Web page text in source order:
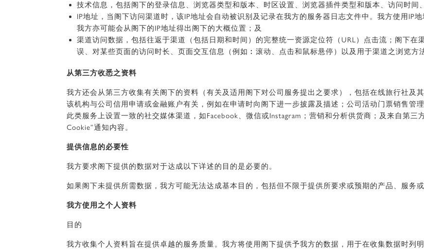
技术信息，包括阁下的登录信息、浏览器类型和版本、时区设置、浏览器插件类型和版本、访问时间
IP地址，当阁下访问渠道时，该IP地址会自动被识别及记录在我方的服务器日志文件中。我方使用IP
我方亦可能会从阁下的IP地址得出阁下的大概位置；及
渠道访问数据，包括往返于渠道（包括日期和时间）的完整统一资源定位符（URL）点击流；阁下在
误、对某些页面的访问时长、页面交互信息（例如︰滚动、点击和鼠标悬停）以及用于渠道之浏览方
从第三方收悉之资料
我方还会从第三方收集有关阁下的资料（有关及适用阁下对公司服务提出之要求），包括在线旅行社及
该机构与公司信用申请或金融账户有关，例如在申请时向阁下进一步披露及描述；公司活动门票销售管
此类服务上设置一致的社交媒体渠道，如Facebook、微信或Instagram；营销和分析供货商；及来自第
Cookie”通知内容。
提供信息的必要性
我方要求阁下提供的数据对于达成以下详述的目的是必要的。
如果阁下未提供所需数据，我方可能无法达成基本目的，包括但不限于提供所要求或预期的产品、服务或
我方使用之个人资料
目的
我方收集个人资料旨在提供卓越的服务质量。我方将使用阁下提供予我方的数据，用于在收集数据时列